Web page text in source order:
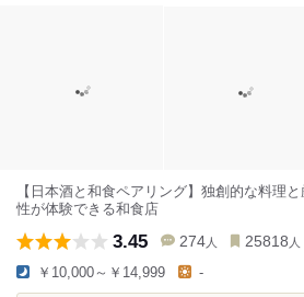
【日本酒と和食ペアリング】独創的な料理
性が体験できる和食店
3.45 274 人 25818 人
￥10,000～￥14,999 -